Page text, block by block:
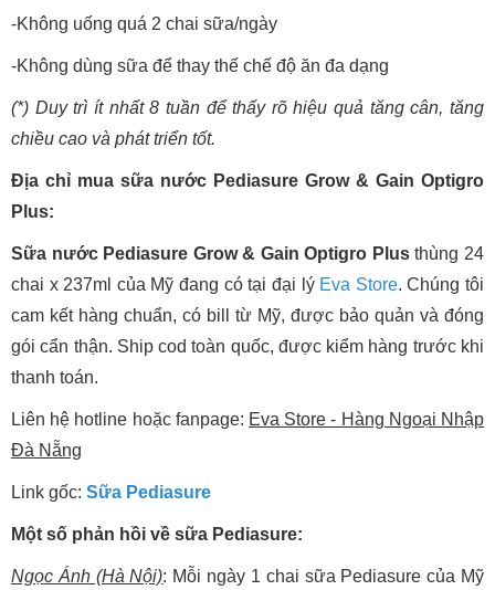
-Không uống quá 2 chai sữa/ngày
-Không dùng sữa để thay thế chế độ ăn đa dạng
(*) Duy trì ít nhất 8 tuần để thấy rõ hiệu quả tăng cân, tăng
chiều cao và phát triển tốt.
Địa chỉ mua sữa nước Pediasure Grow & Gain Optigro
Plus:
Sữa nước Pediasure Grow & Gain Optigro Plusthùng 24
chai x 237ml của Mỹ đang có tại đại lý Eva Store. Chúng tôi
cam kết hàng chuẩn, có bill từ Mỹ, được bảo quản và đóng
gói cẩn thận. Ship cod toàn quốc, được kiểm hàng trước khi
thanh toán.
Liên hệ hotline hoặc fanpage: Eva Store - Hàng Ngoại Nhập
Đà Nẵng
Link gốc: Sữa Pediasure
Một số phản hồi về sữa Pediasure:
Ngọc Ánh (Hà Nội): Mỗi ngày 1 chai sữa Pediasure của Mỹ